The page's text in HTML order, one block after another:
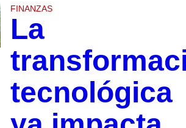
FINANZAS
La
tecnológica